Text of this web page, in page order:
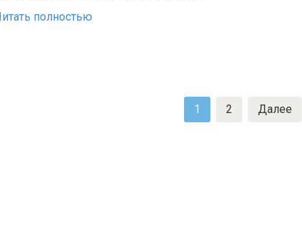
полностью
1 2 Далее